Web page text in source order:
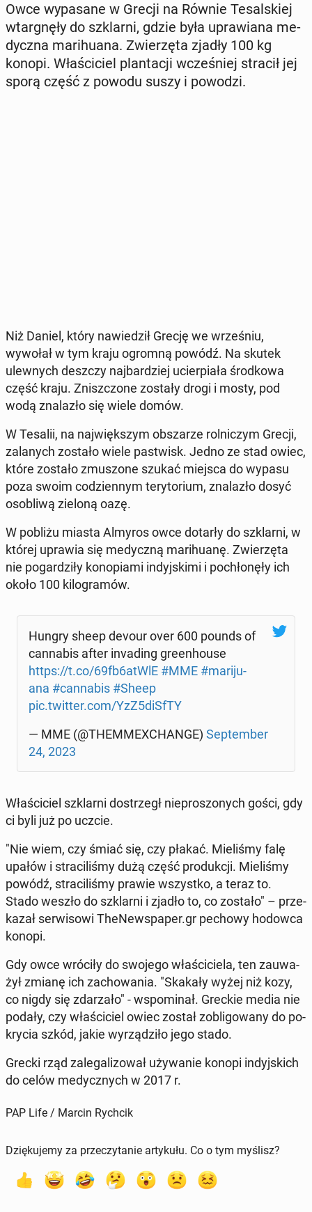
Owce wy­pa­sa­ne w Grecji na Równie Te­sal­skiej
wtar­gnę­ły do szklar­ni, gdzie była upra­wia­na me­
dycz­na ma­ri­hu­ana. Zwie­rzę­ta zjadły 100 kg
konopi. Wła­ści­ciel plan­ta­cji wcze­śniej stracił jej
sporą część z powodu suszy i powodzi.
Niż Daniel, który na­wie­dził Grecję we wrze­śniu,
wywołał w tym kraju ogromną powódź. Na skutek
ulew­nych deszczy naj­bar­dziej ucier­pia­ła środ­ko­wa
część kraju. Znisz­czo­ne zostały drogi i mosty, pod
wodą zna­la­zło się wiele domów.
W Tesalii, na naj­więk­szym ob­sza­rze rol­ni­czym Grecji,
za­la­nych zostało wiele pa­stwisk. Jedno ze stad owiec,
które zostało zmu­szo­ne szukać miejsca do wypasu
poza swoim co­dzien­nym te­ry­to­rium, zna­la­zło dosyć
oso­bli­wą zieloną oazę.
W pobliżu miasta Almyros owce dotarły do szklar­ni, w
której uprawia się me­dycz­ną ma­ri­hu­anę. Zwie­rzę­ta
nie po­gar­dzi­ły ko­no­pia­mi in­dyj­ski­mi i po­chło­nę­ły ich
około 100 ki­lo­gra­mów.
Hungry sheep devour over 600 pounds of
can­na­bis after in­va­ding gre­en­ho­use
https://t.co/69fb6atWlE #MME #ma­ri­ju­
ana #can­na­bis #Sheep
pic.twitter.com/YzZ5diSfTY
— MME (@THEM­ME­XCHAN­GE) Sep­tem­ber
24, 2023
Wła­ści­ciel szklar­ni do­strzegł nie­pro­szo­nych gości, gdy
ci byli już po uczcie.
"Nie wiem, czy śmiać się, czy płakać. Mie­li­śmy falę
upałów i stra­ci­li­śmy dużą część pro­duk­cji. Mie­li­śmy
powódź, stra­ci­li­śmy prawie wszyst­ko, a teraz to.
Stado weszło do szklar­ni i zjadło to, co zostało" – prze­
ka­zał ser­wi­so­wi The­New­spa­per.gr pechowy hodowca
konopi.
Gdy owce wróciły do swojego wła­ści­cie­la, ten za­uwa­
żył zmianę ich za­cho­wa­nia. "Skakały wyżej niż kozy,
co nigdy się zda­rza­ło" - wspo­mi­nał. Greckie media nie
podały, czy wła­ści­ciel owiec został zo­bli­go­wa­ny do po­
kry­cia szkód, jakie wy­rzą­dzi­ło jego stado.
Grecki rząd za­le­ga­li­zo­wał uży­wa­nie konopi in­dyj­skich
do celów me­dycz­nych w 2017 r.
PAP Life / Marcin Rychcik
Dziękujemy za przeczytanie artykułu. Co o tym myślisz?